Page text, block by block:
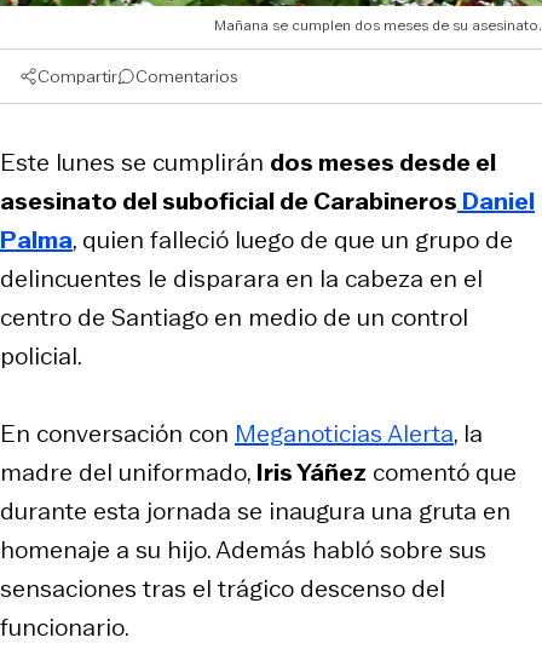
Mañana se cumplen dos meses de su asesinato.
Compartir Comentarios
Este lunes se cumplirán dos meses desde el
asesinato del suboficial de Carabineros Daniel
Palma, quien falleció luego de que un grupo de
delincuentes le disparara en la cabeza en el
centro de Santiago en medio de un control
policial.
En conversación con Meganoticias Alerta, la
madre del uniformado, Iris Yáñez comentó que
durante esta jornada se inaugura una gruta en
homenaje a su hijo. Además habló sobre sus
sensaciones tras el trágico descenso del
funcionario.